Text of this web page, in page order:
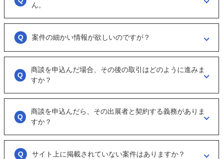
うな事業をされているのか？
可能であれば、詳細情報を出して欲しいと連絡ください。
ん。
大変申し訳ございません。こちらも、回答がない出展者には返事をする
ように催促をしております。
ただ、案件を見ていない方もおられるので、数日経っても返信がない場
案件の細かい情報が欲しいのですが？
「商談を申し込む」ボタンから案件の詳細情報をリクエストしてくださ
オンラインとは言え対人のやりとりですので、丁寧な言葉遣いを心掛け
商談を申込んだ場合、その後の取引はどのように進みま
すか？
実際に出展者（仲介案件の場合、仲介担当者）とのメッセージのやりと
りになります。
具体的に購入を考えた場合は、一度、出展者とのオンライン面談を行う
商談を申込んだら、その出展者と契約する義務がありま
すか？
ございません。まずは、商談でどのような事業なのかを確認する目的も
あるため、気軽に商談申し込みを行ってください。
サイト上に掲載されていない案件はありますか？